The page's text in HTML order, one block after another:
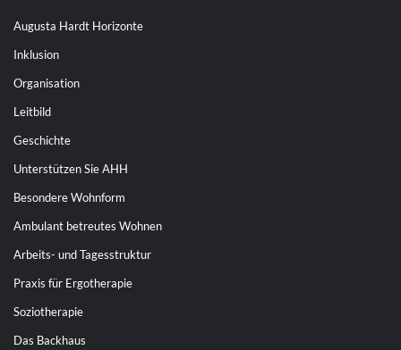
Augusta Hardt Horizonte
Inklusion
Organisation
Leitbild
Geschichte
Unterstützen Sie AHH
Besondere Wohnform
Ambulant betreutes Wohnen
Arbeits- und Tagesstruktur
Praxis für Ergotherapie
Soziotherapie
Das Backhaus